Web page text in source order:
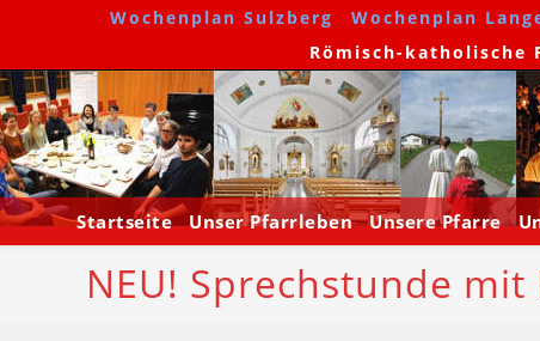
Wochenplan Sulzberg Wochenplan
Römisch-katholische
Startseite Unser Pfarrleben Unsere Pfarre
NEU! Sprechstunde mit